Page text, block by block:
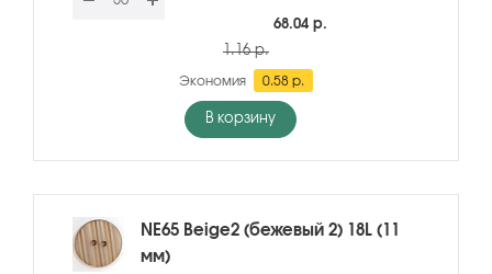
68.04 р.
1.16 р.
Экономия 0.58 р.
В корзину
NE65 Beige2 (бежевый 2) 18L (11
мм)